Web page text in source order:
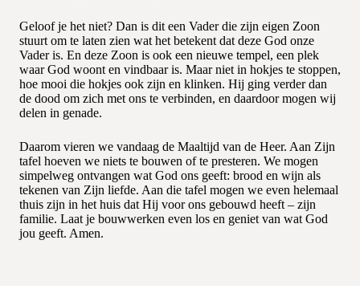
Geloof je het niet? Dan is dit een Vader die zijn eigen Zoon
stuurt om te laten zien wat het betekent dat deze God onze
Vader is. En deze Zoon is ook een nieuwe tempel, een plek
waar God woont en vindbaar is. Maar niet in hokjes te stoppen,
hoe mooi die hokjes ook zijn en klinken. Hij ging verder dan
de dood om zich met ons te verbinden, en daardoor mogen wij
delen in genade.
Daarom vieren we vandaag de Maaltijd van de Heer. Aan Zijn
tafel hoeven we niets te bouwen of te presteren. We mogen
simpelweg ontvangen wat God ons geeft: brood en wijn als
tekenen van Zijn liefde. Aan die tafel mogen we even helemaal
thuis zijn in het huis dat Hij voor ons gebouwd heeft – zijn
familie. Laat je bouwwerken even los en geniet van wat God
jou geeft. Amen.